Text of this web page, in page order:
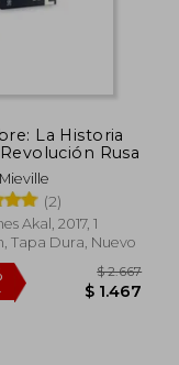
La Historia
Rusa
(2)
Akal, 2017, 1
Tapa Dura, Nuevo